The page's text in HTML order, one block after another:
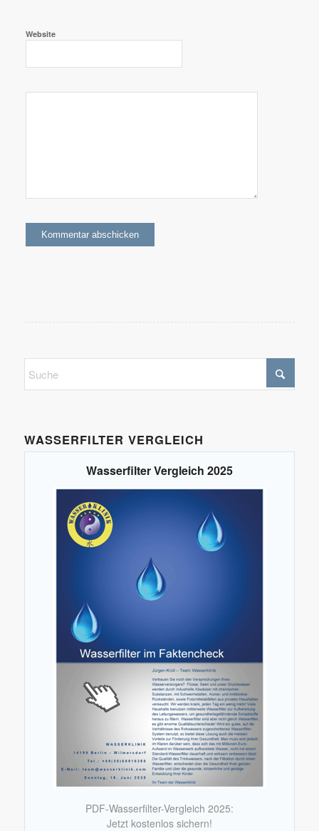
Website
WASSERFILTER VERGLEICH
Wasserfilter Vergleich 2025
PDF-Wasserfilter-Vergleich 2025:
Jetzt kostenlos sichern!